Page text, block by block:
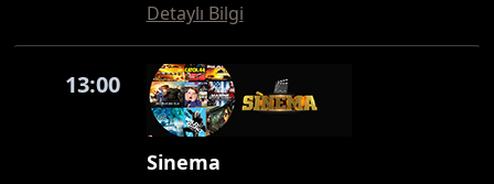
Detaylı Bilgi
13:00
Sinema